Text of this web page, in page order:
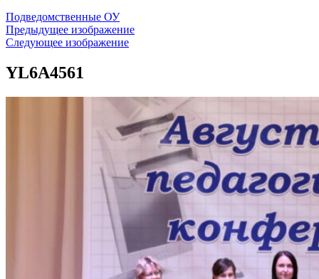
Подведомственные ОУ
Предыдущее изображение
Следующее изображение
YL6A4561